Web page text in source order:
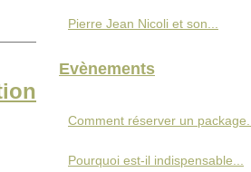
Pierre Jean Nicoli et son...
Evènements
Comment réserver un package...
Pourquoi est-il indispensable...